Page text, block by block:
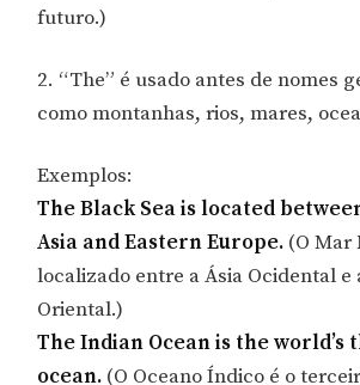
futuro.)
2. “The” é usado antes de nomes
como montanhas, rios, mares,
Exemplos:
The Black Sea is located
Asia and Eastern Europe. (O Mar
localizado entre a Ásia Ocidental e
Oriental.)
The Indian Ocean is the
ocean. (O Oceano Índico é o